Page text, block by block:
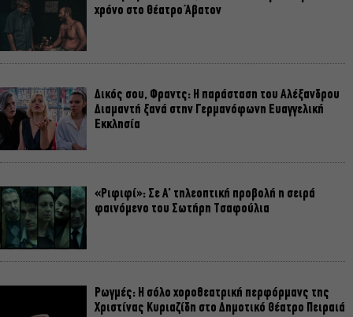
χρόνο στο Θέατρο Άβατον
Δικός σου, Φραντς: Η παράσταση του Αλέξανδρου
Διαμαντή ξανά στην Γερμανόφωνη Ευαγγελική
Εκκλησία
«Ριφιφί»: Σε Α’ τηλεοπτική προβολή η σειρά
φαινόμενο του Σωτήρη Τσαφούλια
Ρωγμές: Η σόλο χοροθεατρική περφόρμανς της
Χριστίνας Κυριαζίδη στο Δημοτικό Θέατρο Πειραιά